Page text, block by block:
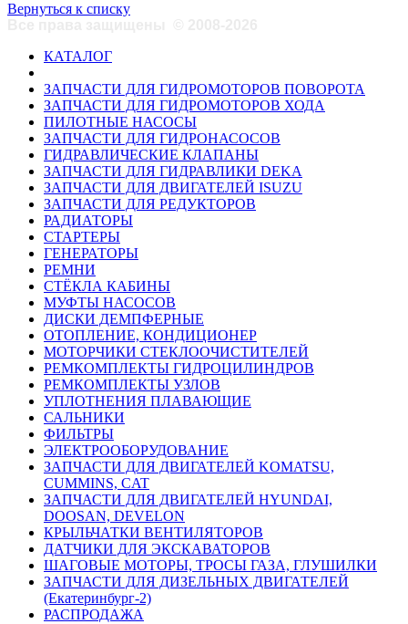
Вернуться к списку
КАТАЛОГ
ЗАПЧАСТИ ДЛЯ ГИДРОМОТОРОВ ПОВОРОТА
ЗАПЧАСТИ ДЛЯ ГИДРОМОТОРОВ ХОДА
ПИЛОТНЫЕ НАСОСЫ
ЗАПЧАСТИ ДЛЯ ГИДРОНАСОСОВ
ГИДРАВЛИЧЕСКИЕ КЛАПАНЫ
ЗАПЧАСТИ ДЛЯ ГИДРАВЛИКИ DEKA
ЗАПЧАСТИ ДЛЯ ДВИГАТЕЛЕЙ ISUZU
ЗАПЧАСТИ ДЛЯ РЕДУКТОРОВ
РАДИАТОРЫ
СТАРТЕРЫ
ГЕНЕРАТОРЫ
РЕМНИ
СТЁКЛА КАБИНЫ
МУФТЫ НАСОСОВ
ДИСКИ ДЕМПФЕРНЫЕ
ОТОПЛЕНИЕ, КОНДИЦИОНЕР
МОТОРЧИКИ СТЕКЛООЧИСТИТЕЛЕЙ
РЕМКОМПЛЕКТЫ ГИДРОЦИЛИНДРОВ
РЕМКОМПЛЕКТЫ УЗЛОВ
УПЛОТНЕНИЯ ПЛАВАЮЩИЕ
САЛЬНИКИ
ФИЛЬТРЫ
ЭЛЕКТРООБОРУДОВАНИЕ
ЗАПЧАСТИ ДЛЯ ДВИГАТЕЛЕЙ KOMATSU,
CUMMINS, CAT
ЗАПЧАСТИ ДЛЯ ДВИГАТЕЛЕЙ HYUNDAI,
DOOSAN, DEVELON
КРЫЛЬЧАТКИ ВЕНТИЛЯТОРОВ
ДАТЧИКИ ДЛЯ ЭКСКАВАТОРОВ
ШАГОВЫЕ МОТОРЫ, ТРОСЫ ГАЗА, ГЛУШИЛКИ
ЗАПЧАСТИ ДЛЯ ДИЗЕЛЬНЫХ ДВИГАТЕЛЕЙ
(Екатеринбург-2)
РАСПРОДАЖА